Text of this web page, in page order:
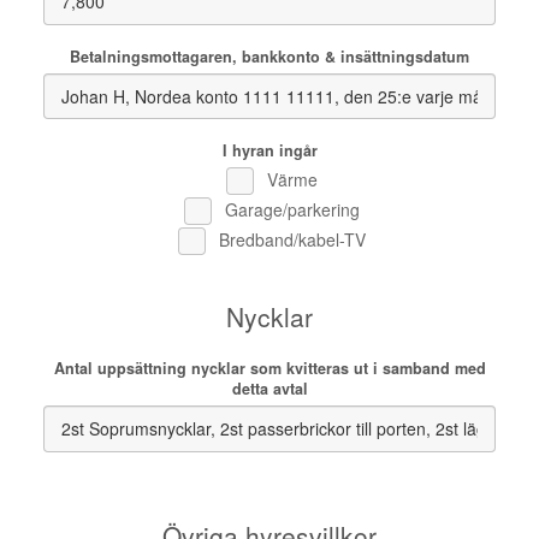
Betalningsmottagaren, bankkonto & insättningsdatum
I hyran ingår
Värme
Garage/parkering
Bredband/kabel-TV
Nycklar
Antal uppsättning nycklar som kvitteras ut i samband med
detta avtal